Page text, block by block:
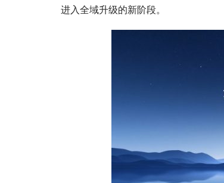
进入全域升级的新阶段。